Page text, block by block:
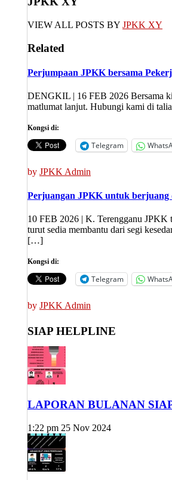
VIEW ALL POSTS BY JPKK XY
Related
Perjumpaan JPKK bersama
DENGKIL | 16 FEB 2026 Bersama
matlumat lanjut. Hubungi kami di
Kongsi di:
Telegram
by JPKK Admin
Perjuangan JPKK untuk berjuang
10 FEB 2026 | K. Terengganu JPKK
turut sedia membantu dari segi
[…]
Kongsi di:
Telegram
by JPKK Admin
SIAP HELPLINE
LAPORAN BULANAN
1:22 pm 25 Nov 2024